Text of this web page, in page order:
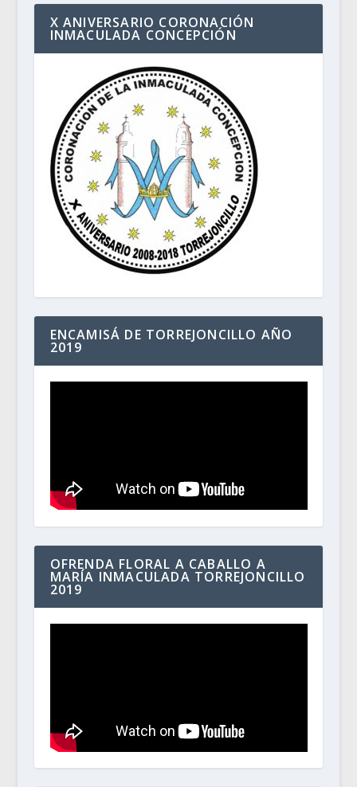
X ANIVERSARIO CORONACIÓN
INMACULADA CONCEPCIÓN
ENCAMISÁ DE TORREJONCILLO AÑO
2019
OFRENDA FLORAL A CABALLO A
MARÍA INMACULADA TORREJONCILLO
2019